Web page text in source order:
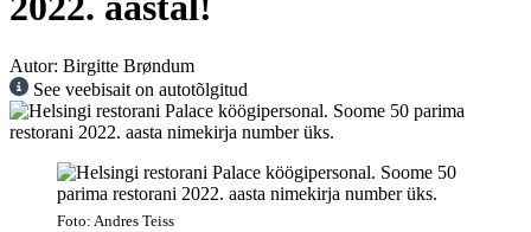
Autor: Birgitte Brøndum
See veebisait on autotõlgitud
Foto: Andres Teiss